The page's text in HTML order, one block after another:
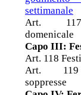
settimanale
Art.
domenicale
Capo III:
Art. 118
Art. 119
soppresse